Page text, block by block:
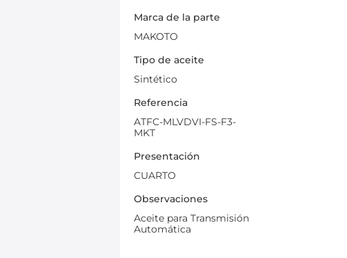
Marca de la parte
MAKOTO
Tipo de aceite
Sintético
Referencia
ATFC-MLVDVI-FS-F3-
MKT
Presentación
CUARTO
Observaciones
Aceite para Transmisión
Automática